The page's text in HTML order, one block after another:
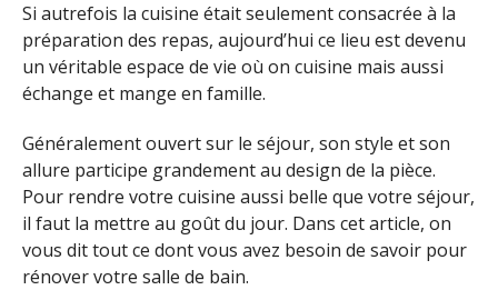
Si autrefois la cuisine était seulement consacrée à la
préparation des repas, aujourd’hui ce lieu est devenu
un véritable espace de vie où on cuisine mais aussi
échange et mange en famille.
Généralement ouvert sur le séjour, son style et son
allure participe grandement au design de la pièce.
Pour rendre votre cuisine aussi belle que votre séjour,
il faut la mettre au goût du jour. Dans cet article, on
vous dit tout ce dont vous avez besoin de savoir pour
rénover votre salle de bain.